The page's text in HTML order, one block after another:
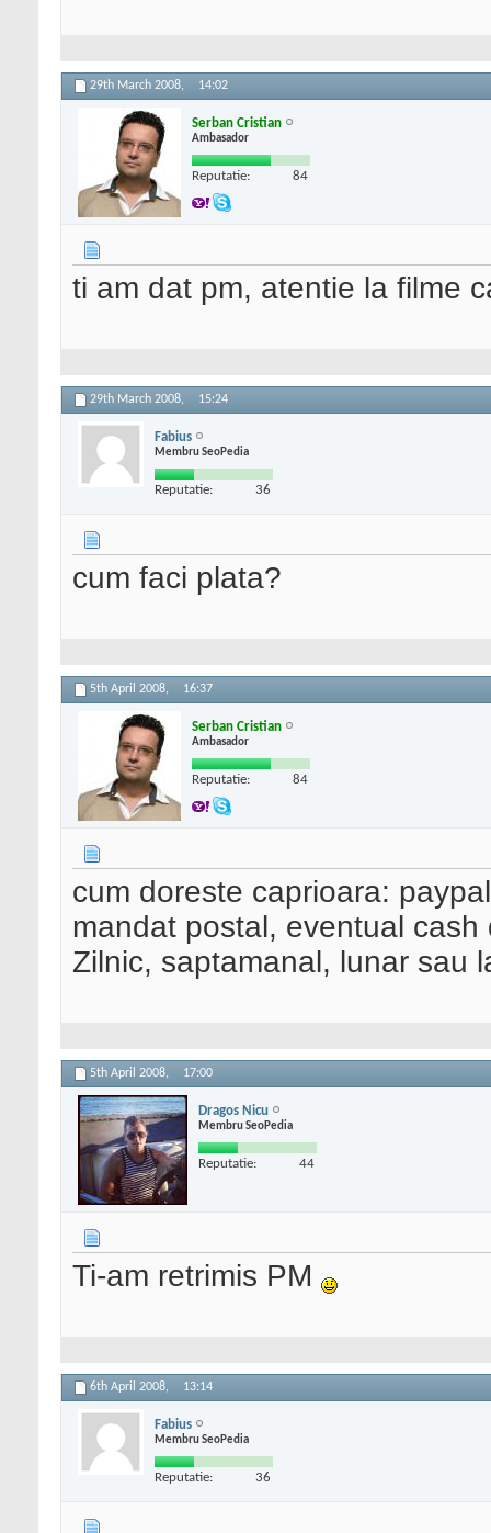
29th March 2008, 14:02
Serban Cristian
Ambasador
Reputatie: 84
ti am dat pm, atentie la filme
29th March 2008, 15:24
Fabius
Membru SeoPedia
Reputatie: 36
cum faci plata?
5th April 2008, 16:37
Serban Cristian
Ambasador
Reputatie: 84
cum doreste caprioara:
mandat postal, eventual
Zilnic, saptamanal, lunar sau
5th April 2008, 17:00
Dragos Nicu
Membru SeoPedia
Reputatie: 44
Ti-am retrimis PM
6th April 2008, 13:14
Fabius
Membru SeoPedia
Reputatie: 36